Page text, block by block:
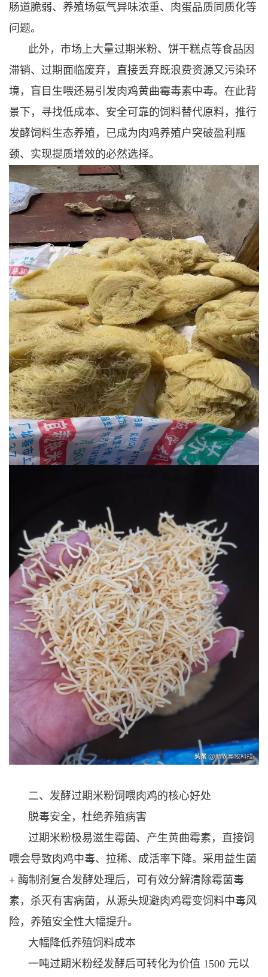
肠道脆弱、养殖场氨气异味浓重、肉蛋品质同质化等
问题。
此外，市场上大量过期米粉、饼干糕点等食品因
滞销、过期面临废弃，直接丢弃既浪费资源又污染环
境，盲目生喂还易引发肉鸡黄曲霉毒素中毒。在此背
景下，寻找低成本、安全可靠的饲料替代原料，推行
发酵饲料生态养殖，已成为肉鸡养殖户突破盈利瓶
颈、实现提质增效的必然选择。
二、发酵过期米粉饲喂肉鸡的核心好处
脱毒安全，杜绝养殖病害
过期米粉极易滋生霉菌、产生黄曲霉素，直接饲
喂会导致肉鸡中毒、拉稀、成活率下降。采用益生菌
+ 酶制剂复合发酵处理后，可有效分解清除霉菌毒
素，杀灭有害病菌，从源头规避肉鸡霉变饲料中毒风
险，养殖安全性大幅提升。
大幅降低养殖饲料成本
一吨过期米粉经发酵后可转化为价值 1500 元以